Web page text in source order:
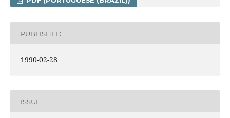
PUBLISHED
1990-02-28
ISSUE